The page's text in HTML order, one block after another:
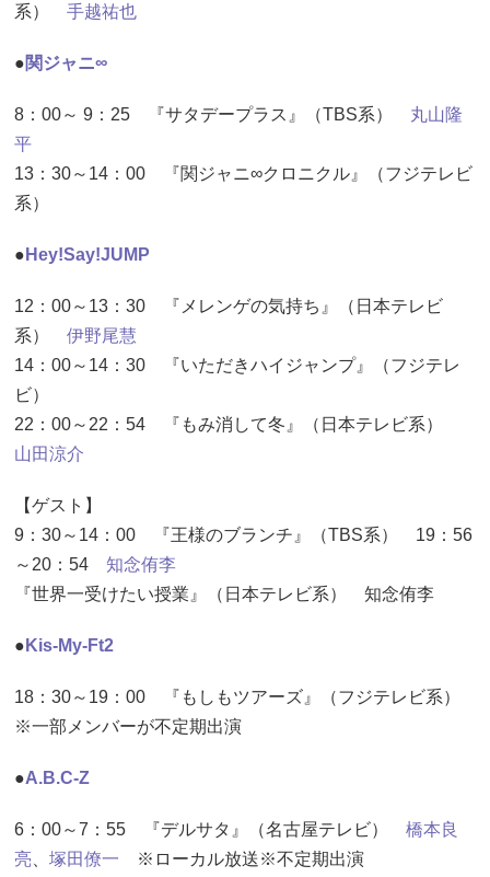
系） 手越祐也
●関ジャニ∞
8：00～ 9：25 『サタデープラス』（TBS系） 丸山隆
平
13：30～14：00 『関ジャニ∞クロニクル』（フジテレビ
系）
● Hey!Say!JUMP
12：00～13：30 『メレンゲの気持ち』（日本テレビ
系） 伊野尾慧
14：00～14：30 『いただきハイジャンプ』（フジテレ
ビ）
22：00～22：54 『もみ消して冬』（日本テレビ系）
山田涼介
【ゲスト】
9：30～14：00 『王様のブランチ』（TBS系） 19：56
～20：54 知念侑李
『世界一受けたい授業』（日本テレビ系） 知念侑李
● Kis-My-Ft2
18：30～19：00 『もしもツアーズ』（フジテレビ系）
※一部メンバーが不定期出演
●A.B.C-Z
6：00～7：55 『デルサタ』（名古屋テレビ） 橋本良
亮
塚田僚一 ※ローカル放送※不定期出演